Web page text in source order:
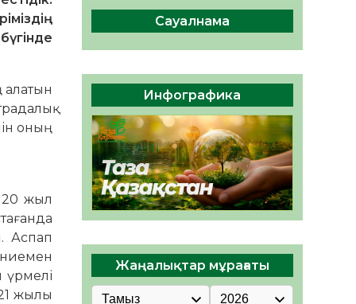
алатын
оның
20 жыл
Аспап
жылы
Руслан Рүстемұлы облыс
әкімінің кеңесшісі болып
тағайындалды
05.08.2026
36 0
Сауалнама
Инфографика
Жаңалықтар мұрағаты